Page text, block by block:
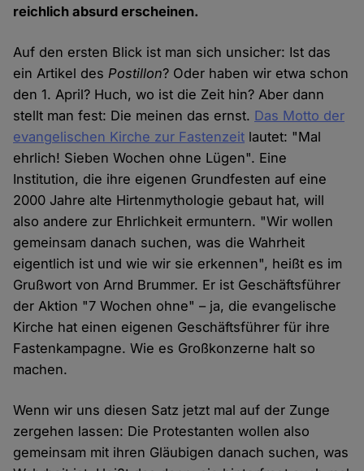
reichlich absurd erscheinen.
Auf den ersten Blick ist man sich unsicher: Ist das
ein Artikel desPostillon? Oder haben wir etwa schon
den 1. April? Huch, wo ist die Zeit hin? Aber dann
stellt man fest: Die meinen das ernst. Das Motto der
evangelischen Kirche zur Fastenzeit lautet: "Mal
ehrlich! Sieben Wochen ohne Lügen". Eine
Institution, die ihre eigenen Grundfesten auf eine
2000 Jahre alte Hirtenmythologie gebaut hat, will
also andere zur Ehrlichkeit ermuntern. "Wir wollen
gemeinsam danach suchen, was die Wahrheit
eigentlich ist und wie wir sie erkennen", heißt es im
Grußwort von Arnd Brummer. Er ist Geschäftsführer
der Aktion "7 Wochen ohne" – ja, die evangelische
Kirche hat einen eigenen Geschäftsführer für ihre
Fastenkampagne. Wie es Großkonzerne halt so
machen.
Wenn wir uns diesen Satz jetzt mal auf der Zunge
zergehen lassen: Die Protestanten wollen also
gemeinsam mit ihren Gläubigen danach suchen, was